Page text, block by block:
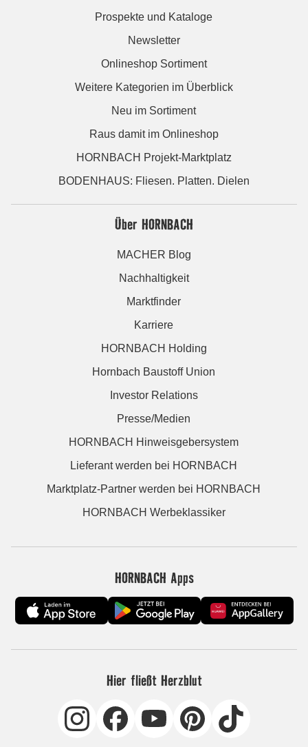
Prospekte und Kataloge
Newsletter
Onlineshop Sortiment
Weitere Kategorien im Überblick
Neu im Sortiment
Raus damit im Onlineshop
HORNBACH Projekt-Marktplatz
BODENHAUS: Fliesen. Platten. Dielen
Über HORNBACH
MACHER Blog
Nachhaltigkeit
Marktfinder
Karriere
HORNBACH Holding
Hornbach Baustoff Union
Investor Relations
Presse/Medien
HORNBACH Hinweisgebersystem
Lieferant werden bei HORNBACH
Marktplatz-Partner werden bei HORNBACH
HORNBACH Werbeklassiker
HORNBACH Apps
Hier fließt Herzblut